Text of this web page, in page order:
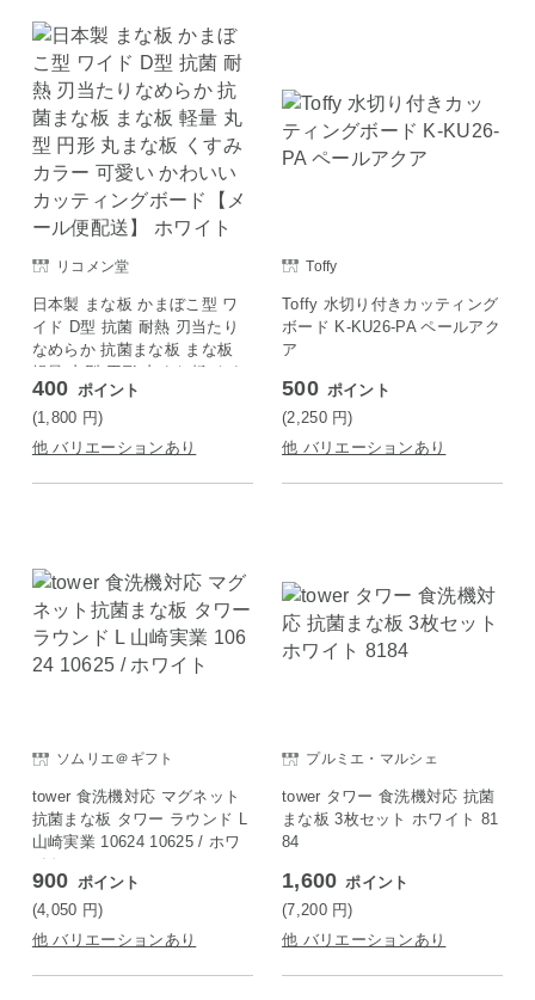
リコメン堂
日本製 まな板 かまぼこ型 ワ
イド D型 抗菌 耐熱 刃当たり
なめらか 抗菌まな板 まな板
軽量 丸型 円形 丸まな板 くす
みカラー 可愛い かわいい カ
ッティングボード【メール便
配送】 ホワイト
400 ポイント
(1,800 円)
他 バリエーションあり
Toffy
Toffy 水切り付きカッティング
ボード K-KU26-PA ペールアク
ア
500 ポイント
(2,250 円)
他 バリエーションあり
ソムリエ＠ギフト
tower 食洗機対応 マグネット
抗菌まな板 タワー ラウンド L
山崎実業 10624 10625 / ホワ
イト
900 ポイント
(4,050 円)
他 バリエーションあり
プルミエ・マルシェ
tower タワー 食洗機対応 抗菌
まな板 3枚セット ホワイト 81
84
1,600 ポイント
(7,200 円)
他 バリエーションあり